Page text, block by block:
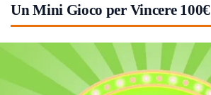
Un Mini Gioco per Vincere 100€